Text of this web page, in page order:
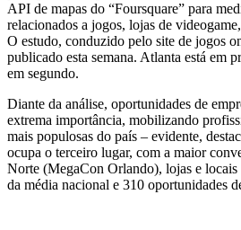
API de mapas do “Foursquare” para
relacionados a jogos, lojas de
O estudo, conduzido pelo site de jogos
publicado esta semana. Atlanta está em
em segundo.
Diante da análise, oportunidades de
extrema importância, mobilizando
mais populosas do país – evidente,
ocupa o terceiro lugar, com a maior
Norte (MegaCon Orlando), lojas e locais
da média nacional e 310 oportunidades